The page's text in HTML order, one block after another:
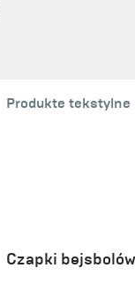
Produkte tekstylne
Czapki